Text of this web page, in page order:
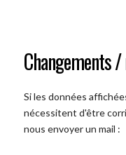
Changements
Si les données
nécessitent d'être
nous envoyer un mail :